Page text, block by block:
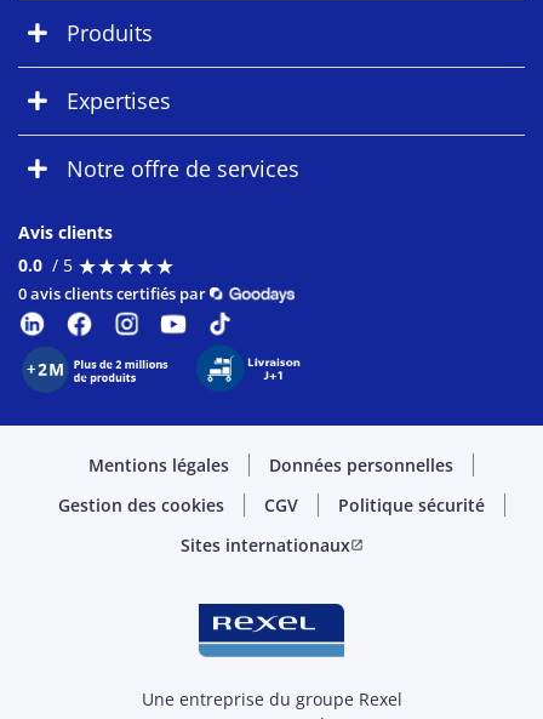
Produits
Expertises
Notre offre de services
Avis clients
0.0 / 5 ★★★★★
★★★★★
0 avis clients certifiés par
Mentions légales
Données personnelles
Gestion des cookies
CGV
Politique sécurité
Sites internationauxopen_in_new
Une entreprise du groupe Rexel